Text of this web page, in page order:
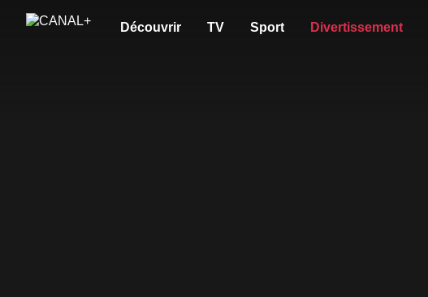
Découvrir TV Sport Divertissement